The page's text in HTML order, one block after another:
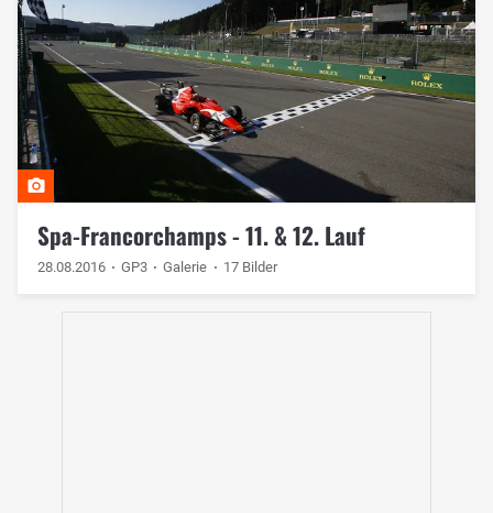
Spa-Francorchamps - 11. & 12. Lauf
28.08.2016 GP3 Galerie 17 Bilder